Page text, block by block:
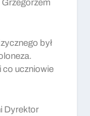
Grzegorzem
był
co uczniowie
Dyrektor